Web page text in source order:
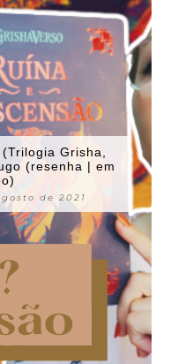
Grisha,
(resenha | em
de 2021